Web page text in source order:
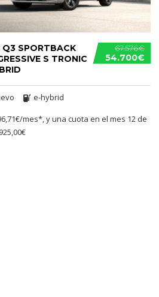
67.576€
54.700€
Q3 SPORTBACK
S TRONIC
e-hybrid
mes*, y una cuota en el mes 12 de